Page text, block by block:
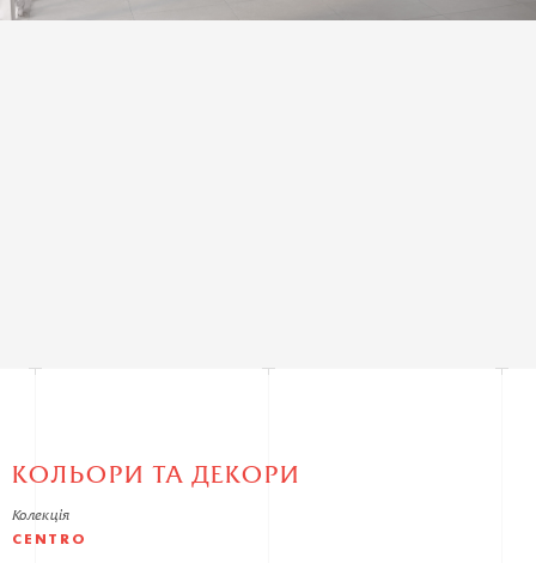
КОЛЬОРИ ТА ДЕКОРИ
Колекція
CENTRO